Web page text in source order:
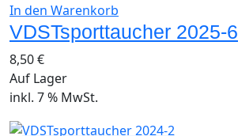
In den Warenkorb
VDSTsporttaucher 2025-6
8,50€
Auf Lager
inkl. 7 % MwSt.